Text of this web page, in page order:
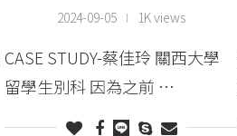
2024-09-05 1K views
CASE STUDY-蔡佳玲 關西大學
留學生別科 因為之前 …